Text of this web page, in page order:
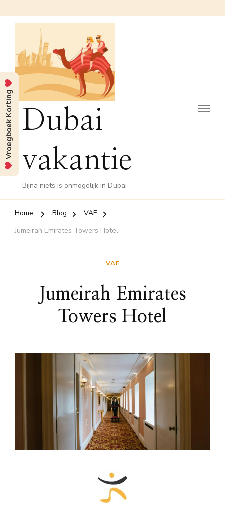
Dubai
vakantie
Bijna niets is onmogelijk in Dubai
Home Blog
VAE
Jumeirah Emirates Towers Hotel
VAE
Jumeirah Emirates
Towers Hotel
Vroegboek Korting